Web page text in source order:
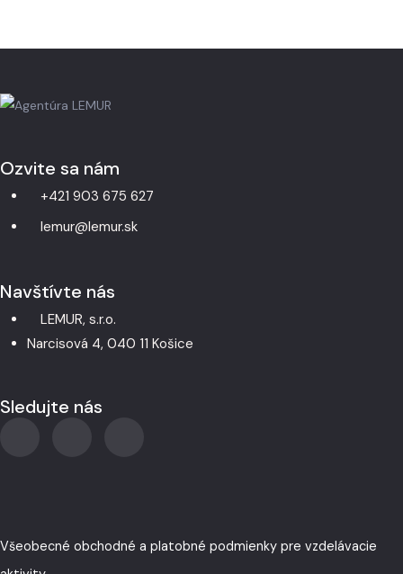
Ozvite sa nám
+421 903 675 627
lemur@lemur.sk
Navštívte nás
LEMUR, s.r.o.
Narcisová 4, 040 11 Košice
Sledujte nás
Všeobecné obchodné a platobné podmienky pre vzdelávacie